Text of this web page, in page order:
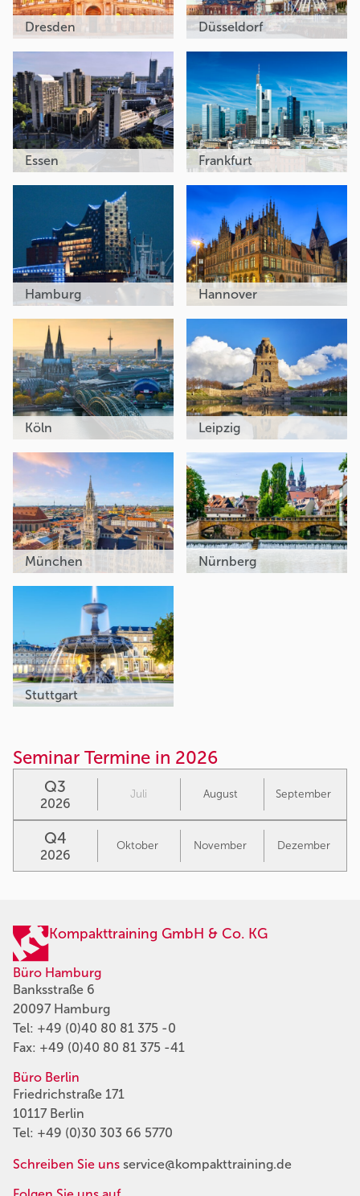
Dresden Düsseldorf
Essen Frankfurt
Hamburg Hannover
Köln Leipzig
München Nürnberg
Stuttgart
Seminar Termine in 2026
Q3
2026
Juli August September
Q4
2026
Oktober November Dezember
Kompakttraining GmbH & Co. KG
Büro Hamburg
Banksstraße 6
20097 Hamburg
Tel: +49 (0)40 80 81 375 -0
Fax: +49 (0)40 80 81 375 -41
Büro Berlin
Friedrichstraße 171
10117 Berlin
Tel: +49 (0)30 303 66 5770
Schreiben Sie uns service@kompakttraining.de